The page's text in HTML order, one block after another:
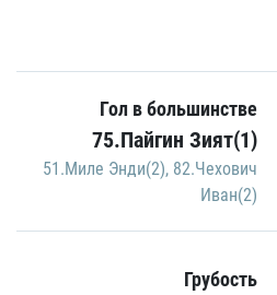
Гол в большинстве
75.Пайгин Зият(1)
51.Миле Энди(2), 82.Чехович
Иван(2)
Грубость